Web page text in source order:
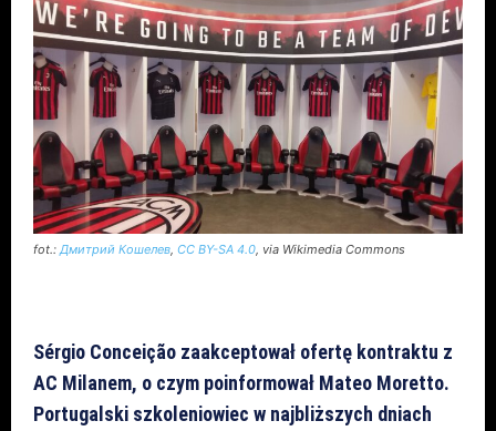
fot.: Дмитрий Кошелев CC BY-SA 4.0 , via Wikimedia Commons
Sérgio Conceição zaakceptował ofertę kontraktu z
AC Milanem, o czym poinformował Mateo Moretto.
Portugalski szkoleniowiec w najbliższych dniach